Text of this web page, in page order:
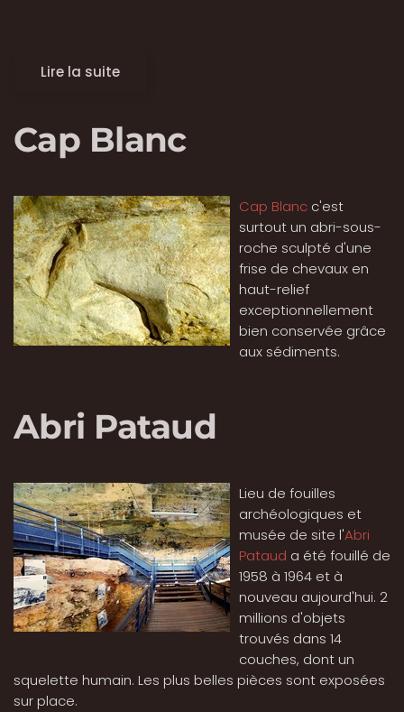
Lire la suite
Cap Blanc
Cap Blanc c'est
surtout un abri-sous-
roche sculpté d'une
frise de chevaux en
haut-relief
exceptionnellement
bien conservée grâce
aux sédiments.
Abri Pataud
Lieu de fouilles
archéologiques et
musée de site l'Abri
Pataud a été fouillé de
1958 à 1964 et à
nouveau aujourd'hui. 2
millions d'objets
trouvés dans 14
couches, dont un
squelette humain. Les plus belles pièces sont exposées
sur place.